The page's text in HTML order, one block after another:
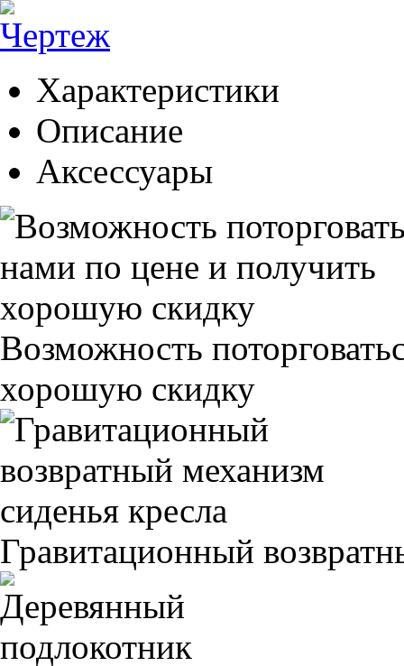
Характеристики
Описание
Аксессуары
Возможность
хорошую скидку
Гравитационный